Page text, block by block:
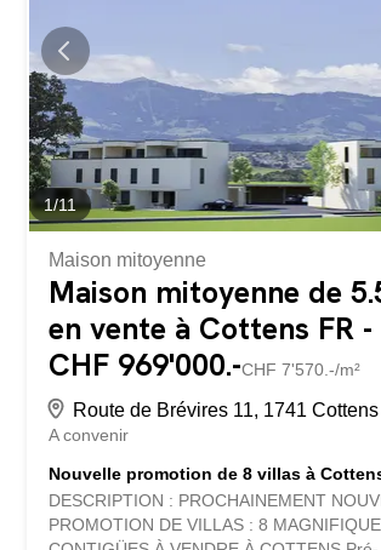
local est entièrement aménageable et
gré du preneur. Vous pourrez créer
pour votre activité (bureaux, espace de
atelier, cabinet, etc.), en accord avec la
vigueur et sous réserve des autorisations...
1/11
Maison mitoyenne
Maison mitoyenne de
en vente à Cottens FR -
CHF 969'000.-CHF 7'570.-/m²
Route de Brévires 11, 1741
A convenir
Nouvelle promotion de 8 villas à
DESCRIPTION : PROCHAINEMENT
PROMOTION DE VILLAS : 8